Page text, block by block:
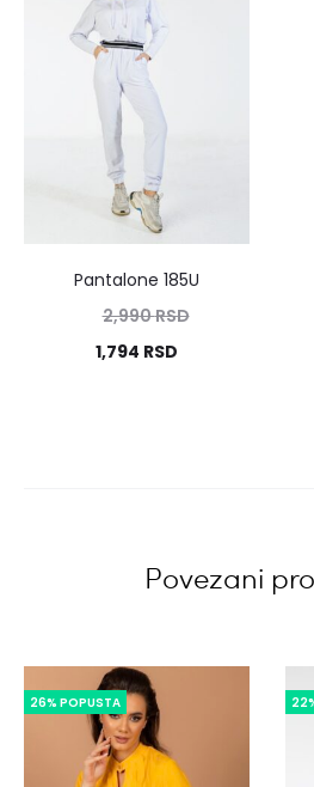
Pantalone 185U
2,990RSD
1,794 RSD
Povezani
26% POPUSTA